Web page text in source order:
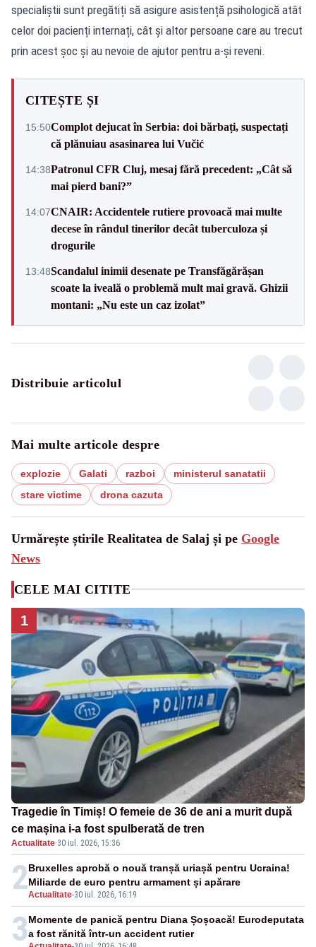
specialiștii sunt pregătiți să asigure asistență psihologică atât
celor doi pacienți internați, cât și altor persoane care au trecut
prin acest șoc și au nevoie de ajutor pentru a-și reveni.
CITEȘTE ȘI
15:50Complot dejucat în Serbia: doi bărbați, suspectați
că plănuiau asasinarea lui Vučić
14:38Patronul CFR Cluj, mesaj fără precedent: „Cât să
mai pierd bani?”
14:07CNAIR: Accidentele rutiere provoacă mai multe
decese în rândul tinerilor decât tuberculoza și
drogurile
13:48Scandalul inimii desenate pe Transfăgărășan
scoate la iveală o problemă mult mai gravă. Ghizii
montani: „Nu este un caz izolat”
Distribuie articolul
Mai multe articole despre
explozie Galati razboi
ministerul sanatatii
stare victime
drona cazuta
Urmărește știrile Realitatea de Salaj și pe Google
News
CELE MAI CITITE
1
Tragedie în Timiș! O femeie de 36 de ani a murit după
ce mașina i-a fost spulberată de tren
Actualitate·30 iul. 2026, 15:36
2Actualitate-30 iul. 2026, 16:19
Bruxelles aprobă o nouă tranșă uriașă pentru Ucraina!
Miliarde de euro pentru armament și apărare
3Momente de panică pentru Diana Șoșoacă! Eurodeputata
a fost rănită într-un accident rutier